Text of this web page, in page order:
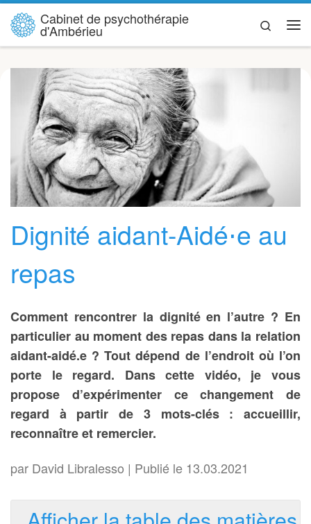
Skip to content
Cabinet de psychothérapie
d'Ambérieu
Search
Dignité aidant-Aidé⋅e au
repas
Comment rencontrer la dignité en l’autre ? En
particulier au moment des repas dans la relation
aidant-aidé.e ? Tout dépend de l’endroit où l’on
porte le regard. Dans cette vidéo, je vous
propose d’expérimenter ce changement de
regard à partir de 3 mots-clés : accueillir,
reconnaître et remercier.
par David Libralesso | Publié le 13.03.2021